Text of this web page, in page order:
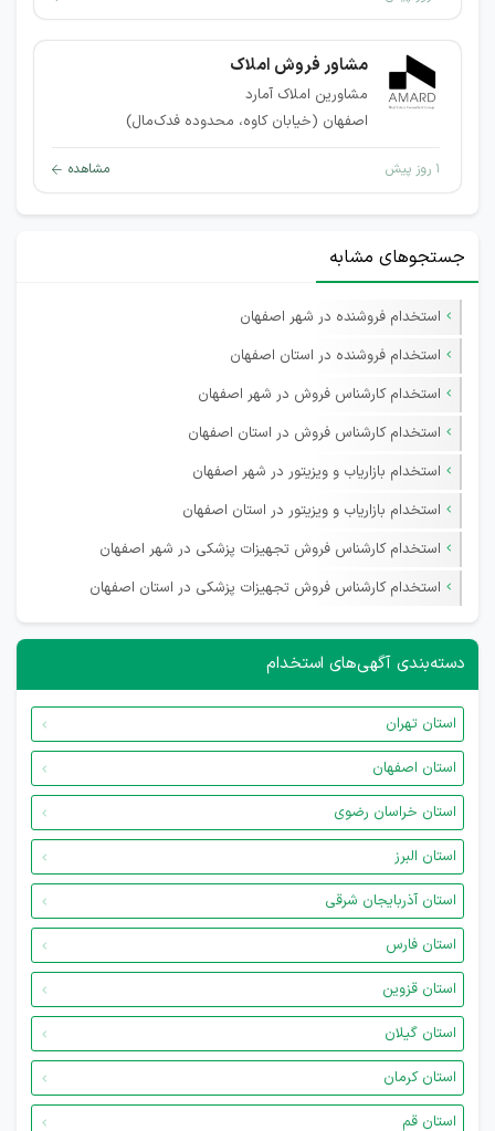
مشاور فروش املاک
مشاورین املاک آمارد
اصفهان (خیابان کاوه، محدوده فدک‌مال)
۱ روز پیش مشاهده
جستجوهای مشابه
استخدام فروشنده در شهر اصفهان
استخدام فروشنده در استان اصفهان
استخدام کارشناس فروش در شهر اصفهان
استخدام کارشناس فروش در استان اصفهان
استخدام بازاریاب و ویزیتور در شهر اصفهان
استخدام بازاریاب و ویزیتور در استان اصفهان
استخدام کارشناس فروش تجهیزات پزشکی در شهر اصفهان
استخدام کارشناس فروش تجهیزات پزشکی در استان اصفهان
دسته‌بندی آگهی‌های استخدام
استان تهران
استان اصفهان
استان خراسان رضوی
استان البرز
استان آذربایجان شرقی
استان فارس
استان قزوین
استان گیلان
استان کرمان
استان قم